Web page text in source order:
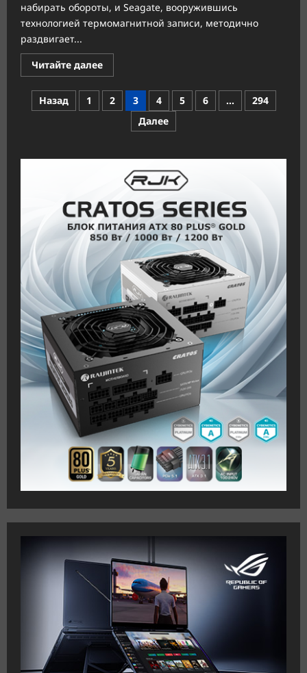
набирать обороты, и Seagate, вооружившись
технологией термомагнитной записи, методично
раздвигает...
Читайте далееПрочитать
больше
Seagate
готовит
жёсткие
Пагинация
Назад 1 2 3 4 5 6 …
294
Далее